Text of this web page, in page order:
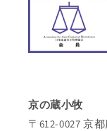
京の蔵小牧
〒612-0027 京